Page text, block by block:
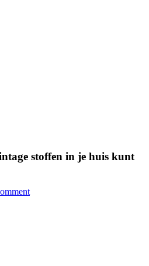
en textuur combineert
stoffen in je huis kunt